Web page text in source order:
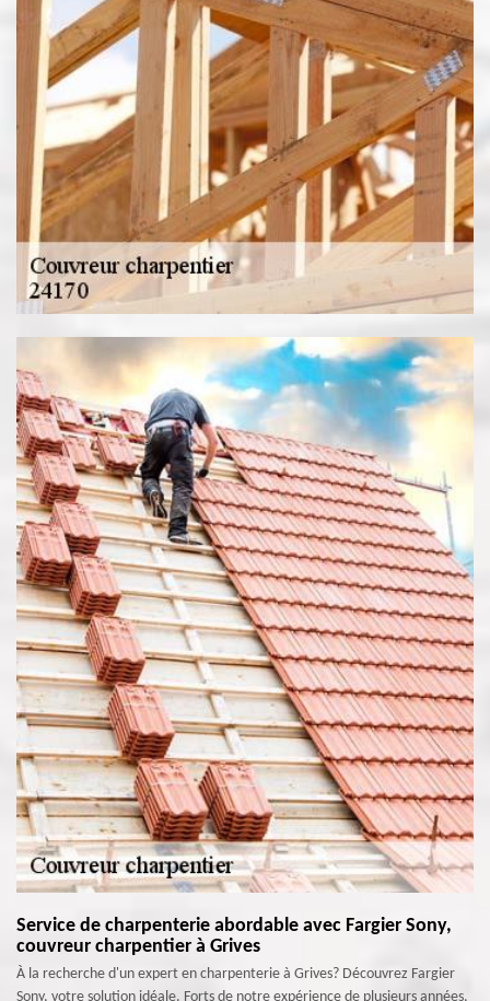
Service de charpenterie abordable avec Fargier Sony,
couvreur charpentier à Grives
À la recherche d'un expert en charpenterie à Grives? Découvrez Fargier
Sony, votre solution idéale. Forts de notre expérience de plusieurs années,